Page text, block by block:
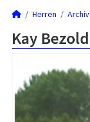
Herren Archiv
Kay Bezold